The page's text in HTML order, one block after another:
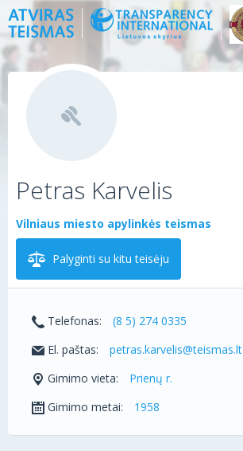
Petras Karvelis
Vilniaus miesto apylinkės teismas
Palyginti su kitu teisėju
Telefonas:
(8 5) 274 0335
El. paštas:
petras.karvelis@teismas.lt
Gimimo vieta:
Prienų r.
Gimimo metai:
1958